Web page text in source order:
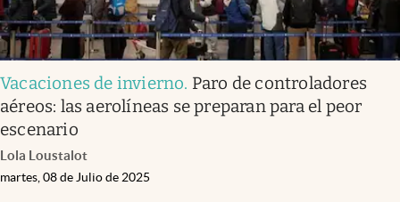
Vacaciones de invierno. Paro de controladores
aéreos: las aerolíneas se preparan para el peor
escenario
Lola Loustalot
martes, 08 de Julio de 2025